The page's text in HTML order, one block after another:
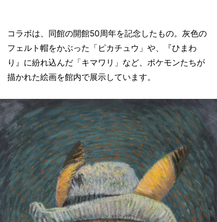
コラボは、同館の開館50周年を記念したもの。灰色の
フェルト帽をかぶった「ピカチュウ」や、『ひまわ
り』に紛れ込んだ「キマワリ」など、ポケモンたちが
描かれた絵画を館内で展示しています。